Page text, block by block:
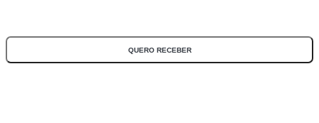
QUERO RECEBER